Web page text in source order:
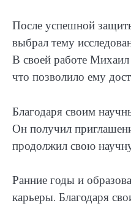
После успешной
выбрал тему
В своей работе Михаил
что позволило ему
Благодаря своим
Он получил
продолжил свою
Ранние годы и
карьеры. Благодаря